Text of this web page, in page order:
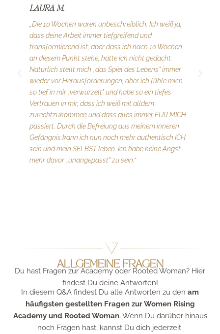
LAURA M.
„Die 10 Wochen waren unbeschreiblich. Ich weiß ja,
dass deine Arbeit immer tiefgreifend und
transformierend ist, aber dass ich nach 10 Wochen
an diesem Punkt stehe, hätte ich nicht gedacht.
Natürlich stellt mich „das Spiel des Lebens" immer
wieder vor Herausforderungen, aber ich fühle mich
so tief in mir „verwurzelt" und habe so ein tiefes
Vertrauen in mir, dass ich weiß mit alldem
zurechtzukommen und dass alles immer FÜR MICH
passiert. Durch die Befreiung aus meinem inneren
Gefängnis kann ich nun noch mehr authentisch ICH
sein und mein SELBST leben. Ich habe keine Angst
mehr davor „unangepasst" zu sein.“
ALLGEMEINE FRAGEN
Du hast Fragen zur Academy oder Rooted Woman? Hier
findest Du deine Antworten!
In diesem Q&A findest Du alle Antworten zu den am
häufigsten gestellten Fragen zur Women Rising
Academy und Rooted Woman. Wenn Du darüber hinaus
noch Fragen hast, kannst Du dich jederzeit